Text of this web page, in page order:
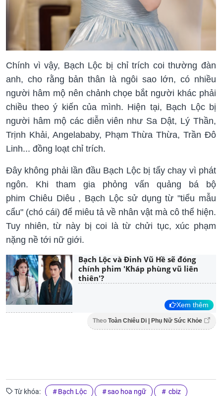
Chính vì vậy, Bạch Lộc bị chỉ trích coi thường đàn
anh, cho rằng bản thân là ngôi sao lớn, có nhiều
người hâm mộ nên chảnh chọe bắt người khác phải
chiều theo ý kiến của mình. Hiện tại, Bạch Lộc bị
người hâm mộ các diễn viên như Sa Dật, Lý Thần,
Trịnh Khải, Angelababy, Phạm Thừa Thừa, Trần Đô
Linh... đồng loạt chỉ trích.
Đây không phải lần đầu Bạch Lộc bị tẩy chay vì phát
ngôn. Khi tham gia phỏng vấn quảng bá bộ
phim Chiêu Diêu , Bạch Lộc sử dụng từ "tiểu mẫu
cẩu" (chó cái) để miêu tả về nhân vật mà cô thể hiện.
Tuy nhiên, từ này bị coi là từ chửi tục, xúc phạm
nặng nề tới nữ giới.
Bạch Lộc và Đinh Vũ Hề sẽ đóng
chính phim 'Kháp phùng vũ liên
thiên'?
Xem thêm
Theo Toàn Chiêu Di | Phụ Nữ Sức Khỏe
Từ khóa: Bạch Lộc sao hoa ngữ cbiz